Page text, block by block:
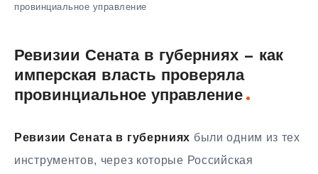
провинциальное управление
Ревизии Сената в губерниях — как
имперская власть проверяла
провинциальное управление
Ревизии Сената в губерниях были одним из тех
инструментов, через которые Российская